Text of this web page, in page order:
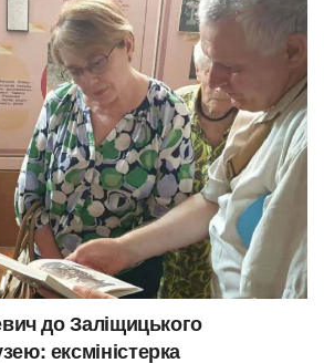
до Заліщицького
ексміністерка